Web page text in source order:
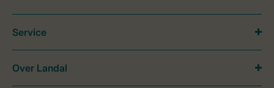
Service
Over Landal